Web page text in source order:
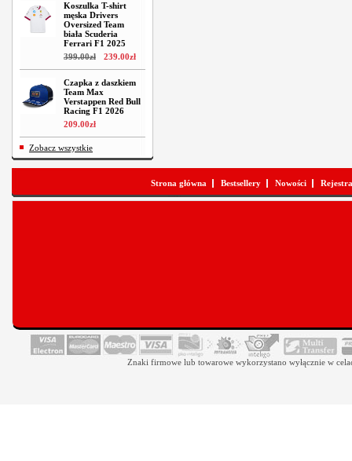
Koszulka T-shirt
męska Drivers
Oversized Team
biała Scuderia
Ferrari F1 2025
399.00zł 239.00zł
Czapka z daszkiem
Team Max
Verstappen Red Bull
Racing F1 2026
209.00zł
Zobacz wszystkie
Strona główna Bestsellery Nowości
Znaki firmowe lub towarowe wykorzystano wyłącznie w